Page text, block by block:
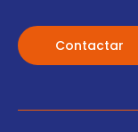
Contactar